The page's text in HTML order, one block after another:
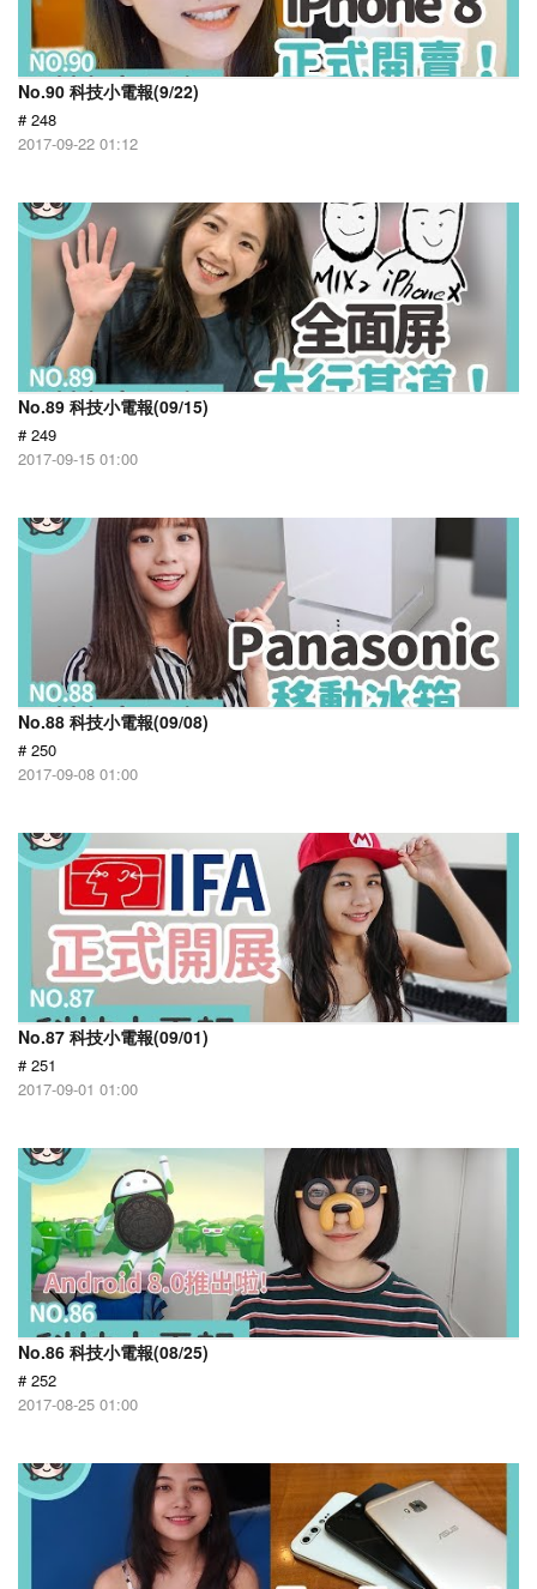
No.90 科技小電報(9/22)
# 248
2017-09-22 01:12
No.89 科技小電報(09/15)
# 249
2017-09-15 01:00
No.88 科技小電報(09/08)
# 250
2017-09-08 01:00
No.87 科技小電報(09/01)
# 251
2017-09-01 01:00
No.86 科技小電報(08/25)
# 252
2017-08-25 01:00